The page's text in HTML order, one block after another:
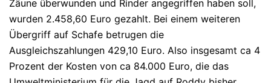
Zäune überwunden und Rinder angegriffen haben soll,
wurden 2.458,60 Euro gezahlt. Bei einem weiteren
Übergriff auf Schafe betrugen die
Ausgleichszahlungen 429,10 Euro. Also insgesamt ca 4
Prozent der Kosten von ca 84.000 Euro, die das